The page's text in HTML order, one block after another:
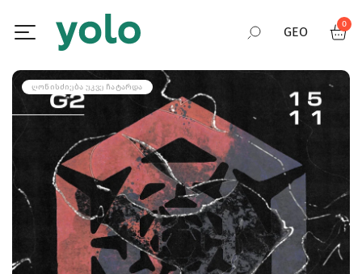
GEO
0
ᲦᲝᲜᲘᲡᲫᲘᲔᲑᲐ ᲣᲙᲕᲔ ᲩᲐᲢᲐᲠᲓᲐ